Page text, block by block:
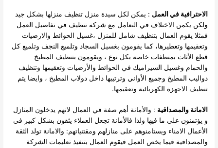
الاحترافية في العمل : يمكن لكل سيدة منزل تنظيف منزلها بشكل جيد
ولكن يكمن الاختلاف في التعامل مع شركة تنظيف في تفاصيل العمل
فمثلا يقوم العمال بتنظيف شامل للمنزل ،غسيل الحوائط والارضيات
وتعقيمها وتعطيرها، كما يقومون بغسيل السجاد وتلميع النجف وتلميع كل
قطع الأثاث بمنظفات خاصة بكل نوع ، ويقومون بتنظيف المطبخ
والحمام وغسيل السيراميك في الحوائط والأرضيات وتعقيمها وتنظيف
دواليب المطبخ وجميع الأواني وترتيبها داخل دولاب المطبخ ، وايضا يتم
تنظيف الاجهزة الكهربائية وتعقيمها.
الامانة والمصداقية : والأمانة أهم صفة في العمال لانهم يدخلون المنازل
و يؤتمنون على ما فيها ولذا فالأمانة تجعل العملاء يثقون بشكل كبير في
الأعمال الامناء ويستامنوهم على منازلهم ومقتنياتهم: والامانة تولد الثقة
والمصداقية فيما يخص العمل فيقوم العمال بتنفيذ تعليمات الشركة